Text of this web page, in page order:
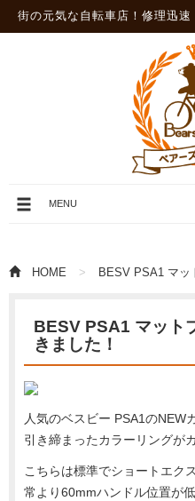
街の元気な自転車店！修理迅速
メ
を
MENU
HOME BESV PSA1 マッ
BESV PSA1 マット
きました！
人気のベスビー PSA1のNEW
引き締まったカラーリングが
こちらは標準でショートエク
常より60mmハンドル位置が